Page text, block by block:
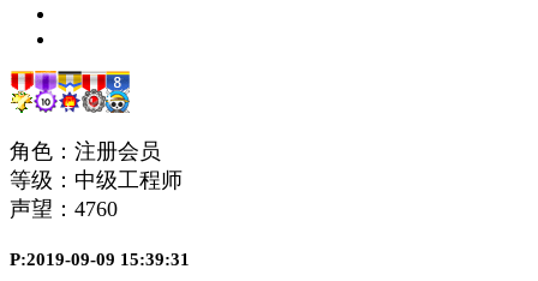
角色：注册会员
等级：中级工程师
声望： 4760
P:2019-09-09 15:39:31